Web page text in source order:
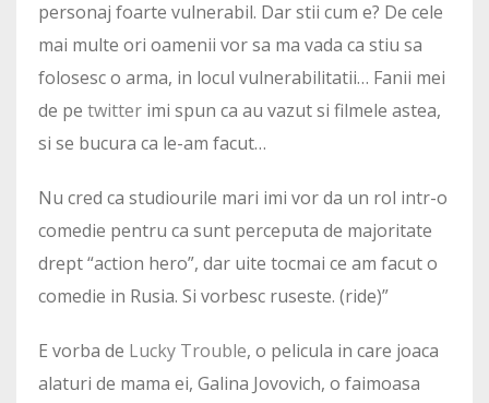
personaj foarte vulnerabil. Dar stii cum e? De cele
mai multe ori oamenii vor sa ma vada ca stiu sa
folosesc o arma, in locul vulnerabilitatii… Fanii mei
de pe twitter imi spun ca au vazut si filmele astea,
si se bucura ca le-am facut…
Nu cred ca studiourile mari imi vor da un rol intr-o
comedie pentru ca sunt perceputa de majoritate
drept “action hero”, dar uite tocmai ce am facut o
comedie in Rusia. Si vorbesc ruseste. (ride)”
E vorba de Lucky Trouble, o pelicula in care joaca
alaturi de mama ei, Galina Jovovich, o faimoasa